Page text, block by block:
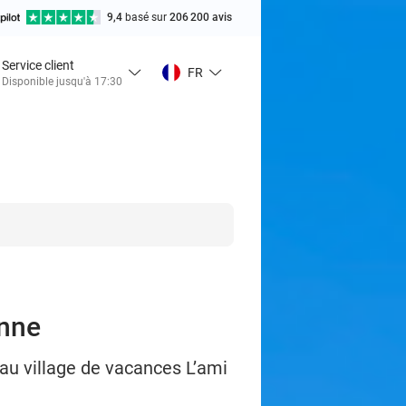
9,4 basé sur 206 200 avis
Service client
Disponible jusqu'à 17:30
FR
village de vacances L’ami